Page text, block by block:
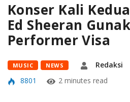
Konser Kali
Ed Sheeran
Performer Visa
MUSIC NEWS Redaksi
8801
2 minutes read